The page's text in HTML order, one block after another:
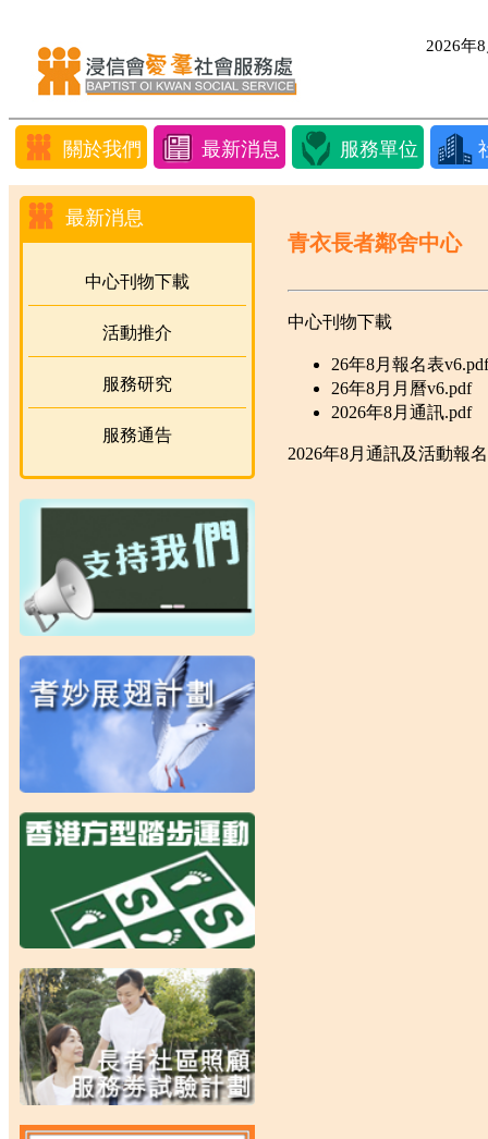
2026年
關於我們 最新消息 服務單位
最新消息
中心刊物下載
活動推介
服務研究
服務通告
青衣長者鄰舍中心
中心刊物下載
26年8月報名表v6.pdf
26年8月月曆v6.pdf
2026年8月通訊.pdf
2026年8月通訊及活動報